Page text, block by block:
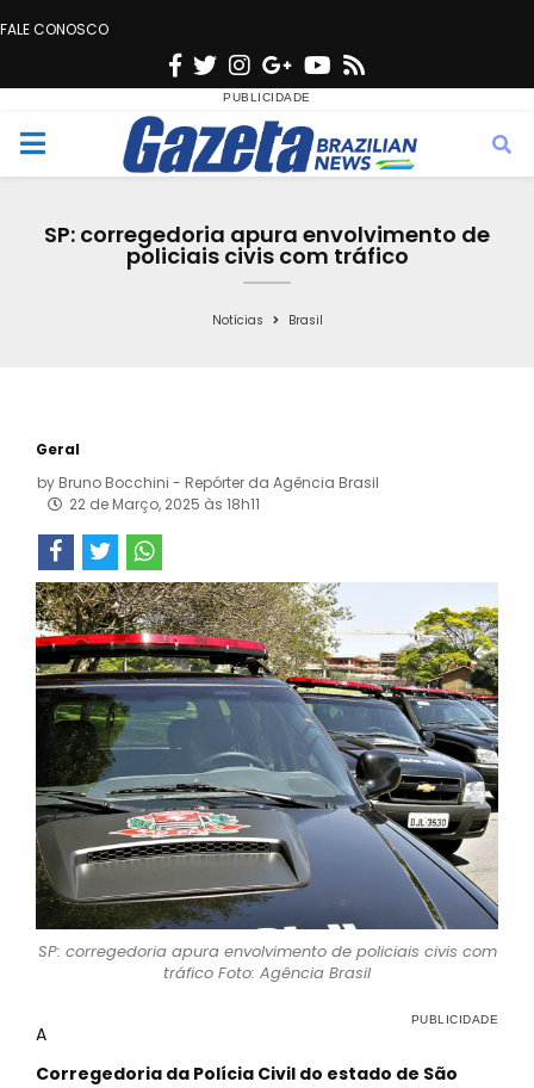
FALE CONOSCO
F
c
e
o
T
w
i
t
e
n
s
t
g
r
a
G
o
o
g
e
Y
u
t
b
s
M
SP: corregedoria apura envolvimento de
policiais civis com tráfico
Notícias Brasil
Geral
by Bruno Bocchini - Repórter da Agência Brasil
22 de Março, 2025 às 18h11
SP: corregedoria apura envolvimento de policiais civis com
tráfico Foto: Agência Brasil
A
Corregedoria da Polícia Civil do estado de São